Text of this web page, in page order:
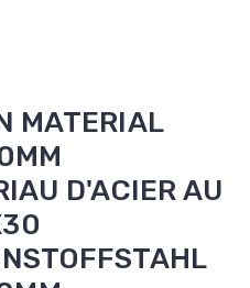
MATERIAL
D'ACIER AU